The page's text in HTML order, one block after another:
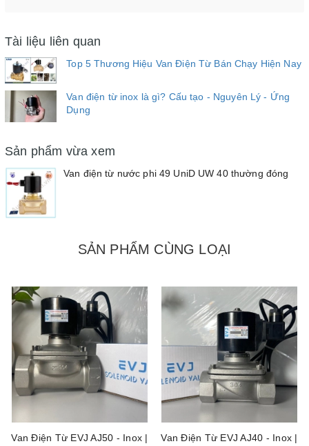
Tài liệu liên quan
Top 5 Thương Hiệu Van Điện Từ Bán Chạy Hiện Nay
Van điện từ inox là gì? Cấu tạo - Nguyên Lý - Ứng
Dụng
Sản phẩm vừa xem
Van điện từ nước phi 49 UniD UW 40 thường đóng
SẢN PHẨM CÙNG LOẠI
Van Điện Từ EVJ AJ50 - Inox |
Van Điện Từ EVJ AJ40 - Inox |